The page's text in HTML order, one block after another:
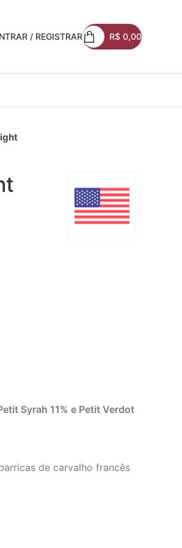
/ REGISTRAR R$ 0,00
Syrah 11% e Petit Verdot
de carvalho francês